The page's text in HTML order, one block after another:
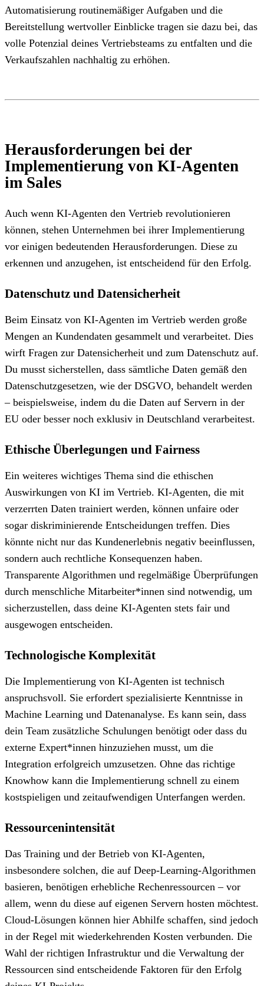
Automatisierung routinemäßiger Aufgaben und die
Bereitstellung wertvoller Einblicke tragen sie dazu bei, das
volle Potenzial deines Vertriebsteams zu entfalten und die
Verkaufszahlen nachhaltig zu erhöhen.
Herausforderungen bei der
Implementierung von KI-Agenten
im Sales
Auch wenn KI-Agenten den Vertrieb revolutionieren
können, stehen Unternehmen bei ihrer Implementierung
vor einigen bedeutenden Herausforderungen. Diese zu
erkennen und anzugehen, ist entscheidend für den Erfolg.
Datenschutz und Datensicherheit
Beim Einsatz von KI-Agenten im Vertrieb werden große
Mengen an Kundendaten gesammelt und verarbeitet. Dies
wirft Fragen zur Datensicherheit und zum Datenschutz auf.
Du musst sicherstellen, dass sämtliche Daten gemäß den
Datenschutzgesetzen, wie der DSGVO, behandelt werden
– beispielsweise, indem du die Daten auf Servern in der
EU oder besser noch exklusiv in Deutschland verarbeitest.
Ethische Überlegungen und Fairness
Ein weiteres wichtiges Thema sind die ethischen
Auswirkungen von KI im Vertrieb. KI-Agenten, die mit
verzerrten Daten trainiert werden, können unfaire oder
sogar diskriminierende Entscheidungen treffen. Dies
könnte nicht nur das Kundenerlebnis negativ beeinflussen,
sondern auch rechtliche Konsequenzen haben.
Transparente Algorithmen und regelmäßige Überprüfungen
durch menschliche Mitarbeiter*innen sind notwendig, um
sicherzustellen, dass deine KI-Agenten stets fair und
ausgewogen entscheiden.
Technologische Komplexität
Die Implementierung von KI-Agenten ist technisch
anspruchsvoll. Sie erfordert spezialisierte Kenntnisse in
Machine Learning und Datenanalyse. Es kann sein, dass
dein Team zusätzliche Schulungen benötigt oder dass du
externe Expert*innen hinzuziehen musst, um die
Integration erfolgreich umzusetzen. Ohne das richtige
Knowhow kann die Implementierung schnell zu einem
kostspieligen und zeitaufwendigen Unterfangen werden.
Ressourcenintensität
Das Training und der Betrieb von KI-Agenten,
insbesondere solchen, die auf Deep-Learning-Algorithmen
basieren, benötigen erhebliche Rechenressourcen – vor
allem, wenn du diese auf eigenen Servern hosten möchtest.
Cloud-Lösungen können hier Abhilfe schaffen, sind jedoch
in der Regel mit wiederkehrenden Kosten verbunden. Die
Wahl der richtigen Infrastruktur und die Verwaltung der
Ressourcen sind entscheidende Faktoren für den Erfolg